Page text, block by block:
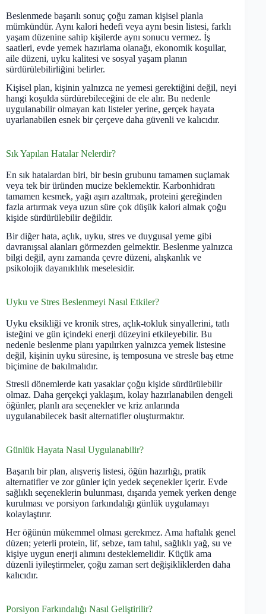
Beslenmede başarılı sonuç çoğu zaman kişisel planla
mümkündür. Aynı kalori hedefi veya aynı besin listesi, farklı
yaşam düzenine sahip kişilerde aynı sonucu vermez. İş
saatleri, evde yemek hazırlama olanağı, ekonomik koşullar,
aile düzeni, uyku kalitesi ve sosyal yaşam planın
sürdürülebilirliğini belirler.
Kişisel plan, kişinin yalnızca ne yemesi gerektiğini değil, neyi
hangi koşulda sürdürebileceğini de ele alır. Bu nedenle
uygulanabilir olmayan katı listeler yerine, gerçek hayata
uyarlanabilen esnek bir çerçeve daha güvenli ve kalıcıdır.
Sık Yapılan Hatalar Nelerdir?
En sık hatalardan biri, bir besin grubunu tamamen suçlamak
veya tek bir üründen mucize beklemektir. Karbonhidratı
tamamen kesmek, yağı aşırı azaltmak, proteini gereğinden
fazla artırmak veya uzun süre çok düşük kalori almak çoğu
kişide sürdürülebilir değildir.
Bir diğer hata, açlık, uyku, stres ve duygusal yeme gibi
davranışsal alanları görmezden gelmektir. Beslenme yalnızca
bilgi değil, aynı zamanda çevre düzeni, alışkanlık ve
psikolojik dayanıklılık meselesidir.
Uyku ve Stres Beslenmeyi Nasıl Etkiler?
Uyku eksikliği ve kronik stres, açlık-tokluk sinyallerini, tatlı
isteğini ve gün içindeki enerji düzeyini etkileyebilir. Bu
nedenle beslenme planı yapılırken yalnızca yemek listesine
değil, kişinin uyku süresine, iş temposuna ve stresle baş etme
biçimine de bakılmalıdır.
Stresli dönemlerde katı yasaklar çoğu kişide sürdürülebilir
olmaz. Daha gerçekçi yaklaşım, kolay hazırlanabilen dengeli
öğünler, planlı ara seçenekler ve kriz anlarında
uygulanabilecek basit alternatifler oluşturmaktır.
Günlük Hayata Nasıl Uygulanabilir?
Başarılı bir plan, alışveriş listesi, öğün hazırlığı, pratik
alternatifler ve zor günler için yedek seçenekler içerir. Evde
sağlıklı seçeneklerin bulunması, dışarıda yemek yerken denge
kurulması ve porsiyon farkındalığı günlük uygulamayı
kolaylaştırır.
Her öğünün mükemmel olması gerekmez. Ama haftalık genel
düzen; yeterli protein, lif, sebze, tam tahıl, sağlıklı yağ, su ve
kişiye uygun enerji alımını desteklemelidir. Küçük ama
düzenli iyileştirmeler, çoğu zaman sert değişikliklerden daha
kalıcıdır.
Porsiyon Farkındalığı Nasıl Geliştirilir?